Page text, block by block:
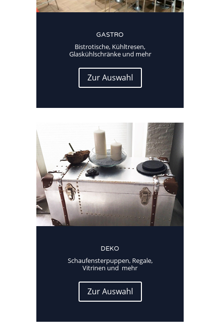
GASTRO
Bistrotische, Kühltresen,
Glaskühlschränke und mehr
Zur Auswahl
DEKO
Schaufensterpuppen, Regale,
Vitrinen und mehr
Zur Auswahl